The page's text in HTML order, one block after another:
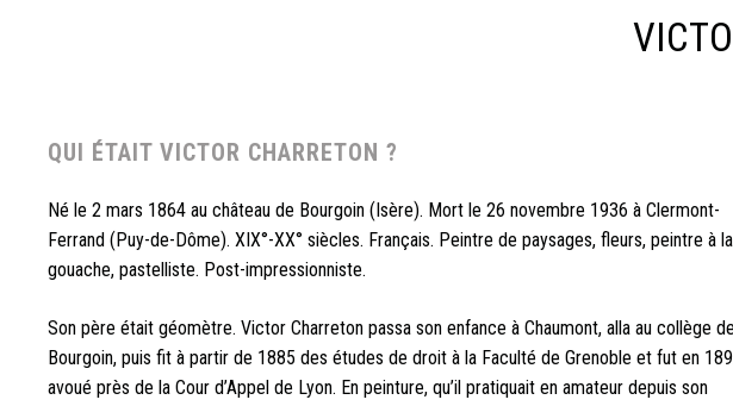
QUI ÉTAIT VICTOR CHARRETON ?
Né le 2 mars 1864 au château de Bourgoin (Isère). Mort le 26 novembre 1936 à Clermont-
Ferrand (Puy-de-Dôme). XIX°-XX° siècles. Français. Peintre de paysages, fleurs, peintre à la
gouache, pastelliste. Post-impressionniste.
Son père était géomètre. Victor Charreton passa son enfance à Chaumont, alla au collège de
Bourgoin, puis fit à partir de 1885 des études de droit à la Faculté de Grenoble et fut en
avoué près de la Cour d’Appel de Lyon. En peinture, qu’il pratiquait en amateur depuis son